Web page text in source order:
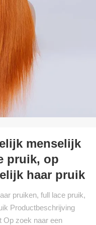
menselijk
pruik, op
haar pruik
pruiken, full lace pruik,
Productbeschrijving
Op zoek naar een